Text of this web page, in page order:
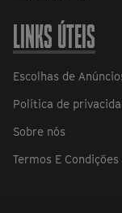
LINKS ÚTEIS
Escolhas de
Política de
Sobre nós
Termos E Condições